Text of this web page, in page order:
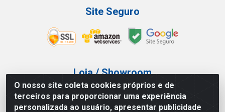
O nosso site coleta cookies próprios e de
terceiros para proporcionar uma experiência
personalizada ao usuário, apresentar publicidade
Site Seguro
Loja / Showroom
Tel.: (11) 3227-0546
Av Vautier, 587/597 - Pari - São Paulo/SP